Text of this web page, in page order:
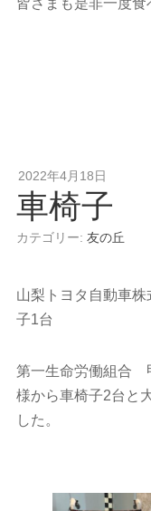
皆さまも是非一度食
2022年4月18日
車椅子
カテゴリー: 友の丘
山梨トヨタ自動車
子1台
第一生命労働組合
様から車椅子2台と
した。